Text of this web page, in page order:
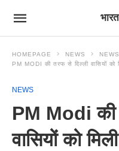
HOMEPAGE NEWS
NEWS
PM MODI की तरफ से दिल्ली वासियों को
NEWS
PM Modi की
वासियों को